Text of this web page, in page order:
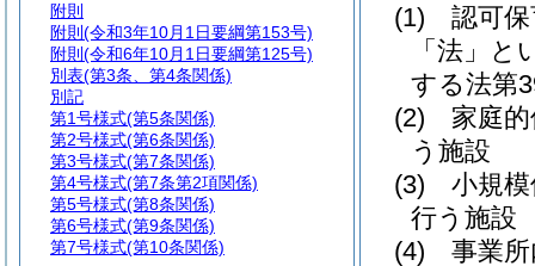
(1)
認可
「法」と
する法第
(2)
家庭
う施設
(3)
小規
行う施設
(4)
事業
附則
附則 (令和3年10月1日要綱第153号)
附則 (令和6年10月1日要綱第125号)
別表(第3条、第4条関係)
別記
第1号様式(第5条関係)
第2号様式(第6条関係)
第3号様式(第7条関係)
第4号様式(第7条第2項関係)
第5号様式(第8条関係)
第6号様式(第9条関係)
第7号様式(第10条関係)